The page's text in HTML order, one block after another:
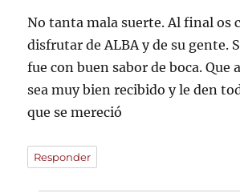
No tanta mala suerte. Al final os
disfrutar de ALBA y de su gente.
fue con buen sabor de boca. Que
sea muy bien recibido y le den
que se mereció
Responder